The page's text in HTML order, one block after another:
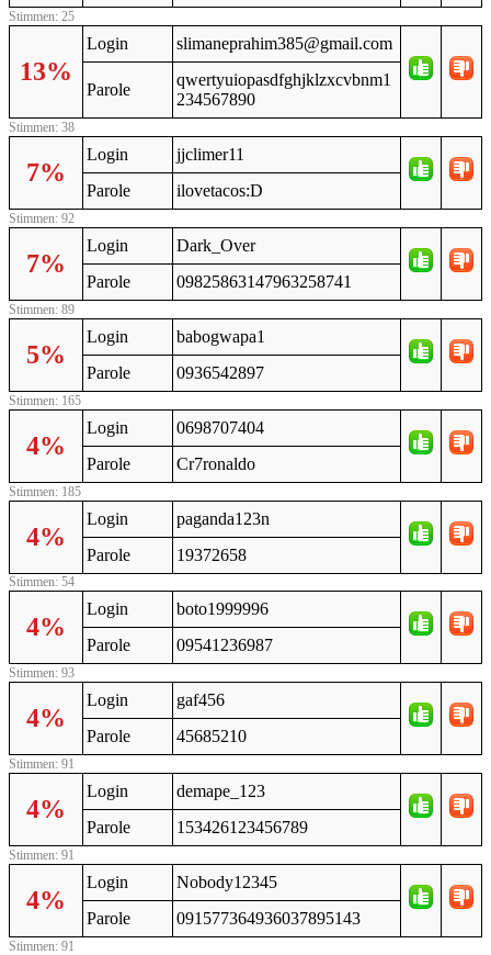
Stimmen: 25
13%
Login slimaneprahim385@gmail.com
Parole
qwertyuiopasdfghjklzxcvbnm1
234567890
Stimmen: 38
7%
Login
jjclimer11
Parole
ilovetacos:D
Stimmen: 92
7%
Login
Dark_Over
Parole
09825863147963258741
Stimmen: 89
5%
Login
babogwapa1
Parole
0936542897
Stimmen: 165
4%
Login
0698707404
Parole
Cr7ronaldo
Stimmen: 185
4%
Login
paganda123n
Parole
19372658
Stimmen: 54
4%
Login
boto1999996
Parole
09541236987
Stimmen: 93
4%
Login
gaf456
Parole
45685210
Stimmen: 91
4%
Login
demape_123
Parole
153426123456789
Stimmen: 91
4%
Login
Nobody12345
Parole
091577364936037895143
Stimmen: 91